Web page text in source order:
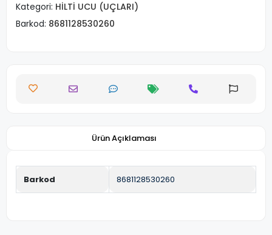
Kategori: HİLTİ UCU (UÇLARI)
Barkod: 8681128530260
Ürün Açıklaması
Barkod 8681128530260